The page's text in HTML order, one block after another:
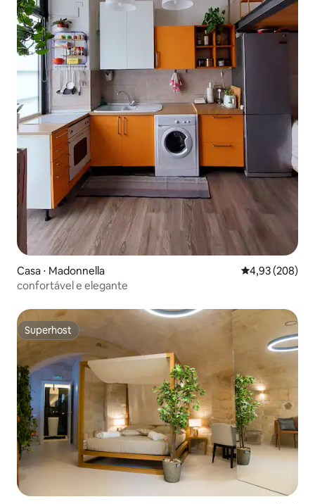
Casa ⋅ Madonnella 4,93 de uma
4,93 (208)
confortável e elegante
Superhost
Superhost